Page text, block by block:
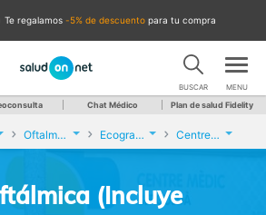
te regalamos -5% de descuento para tu compra
BUSCAR MENU
Chat Médico Plan de salud Fidelity
Oftalmología Ecografía Oftálmica (Incluye Biometría) Centre Medic Bergueda
(Incluye